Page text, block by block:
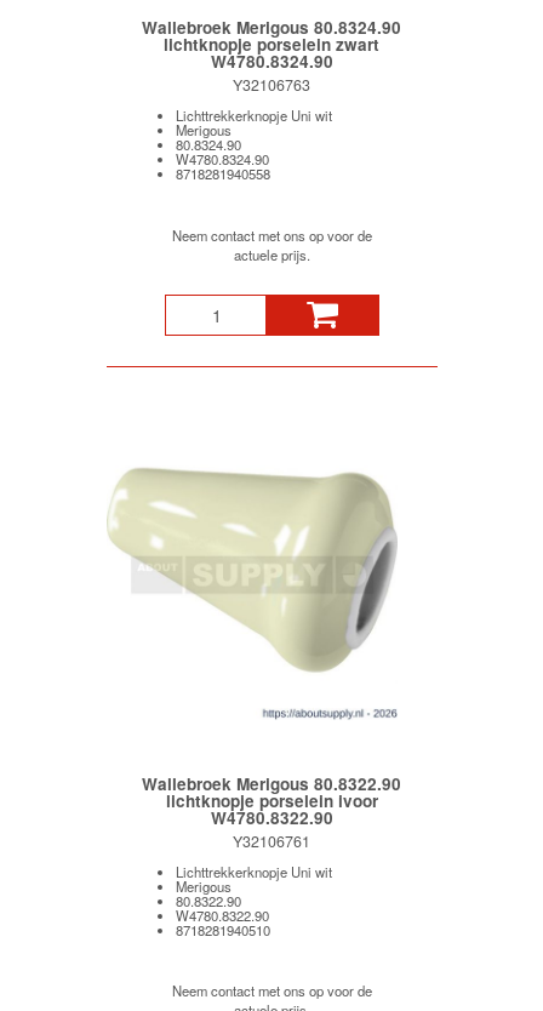
Wallebroek Merigous 80.8324.90
lichtknopje porselein zwart
W4780.8324.90
Y32106763
Lichttrekkerknopje Uni wit
Merigous
80.8324.90
W4780.8324.90
8718281940558
Neem contact met ons op voor de
actuele prijs.
Wallebroek Merigous 80.8322.90
lichtknopje porselein ivoor
W4780.8322.90
Y32106761
Lichttrekkerknopje Uni wit
Merigous
80.8322.90
W4780.8322.90
8718281940510
Neem contact met ons op voor de